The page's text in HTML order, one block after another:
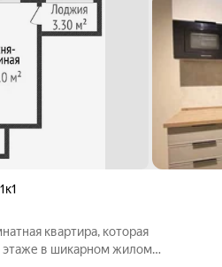
1к1
квартира, которая
этаже в шикарном жилом